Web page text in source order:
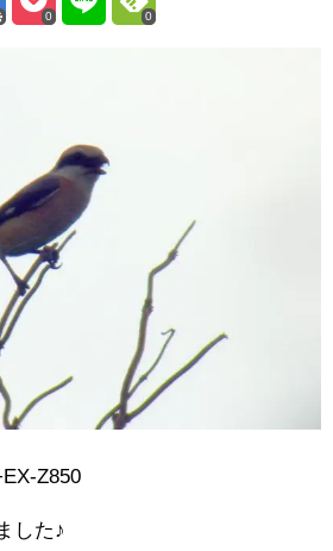
0 0
Z850
した♪